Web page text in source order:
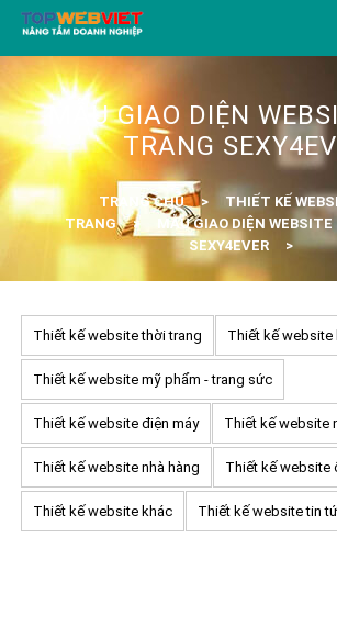
MẪU GIAO DIỆN
TRANG
TRANG CHỦ
THIẾT KẾ
TRANG
MẪU GIAO DIỆN
SEXY4EVER
Thiết kế website thời trang Thiết kế website
Thiết kế website mỹ phẩm - trang sức
Thiết kế website điện máy Thiết kế website
Thiết kế website nhà hàng Thiết kế website
Thiết kế website khác Thiết kế website tin